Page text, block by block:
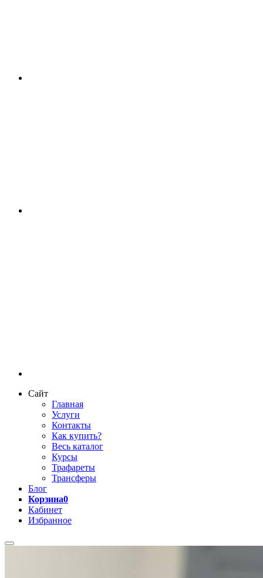
Сайт
Главная
Услуги
Контакты
Как купить?
Весь каталог
Курсы
Трафареты
Трансферы
Блог
Корзина0
Кабинет
Избранное